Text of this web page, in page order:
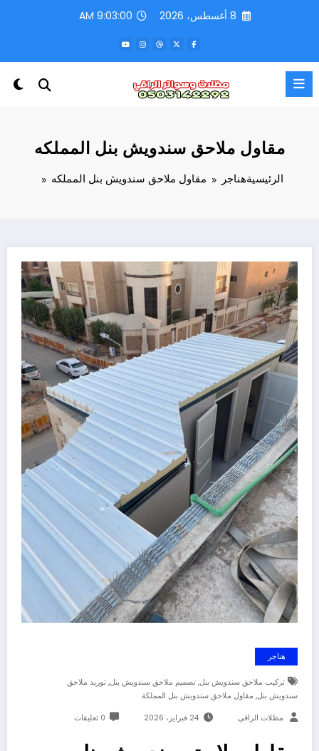
8 أغسطس، 2026 9:03:02 AM
مقاول ملاحق سندويش بنل المملكه
الرئيسيةهناجر مقاول ملاحق سندويش بنل المملكه
هناجر
تركيب ملاحق سندويش بنل, تصميم ملاحق سندويش بنل, توريد ملاحق
سندويش بنل, مقاول ملاحق سندويش بنل المملكة
مظلات الراقي 24 فبراير، 2026 0 تعليقات